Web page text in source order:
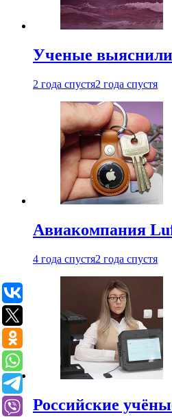
Ученые выяснили
2 года спустя2 года спустя
Авиакомпания
4 года спустя2 года спустя
Российские